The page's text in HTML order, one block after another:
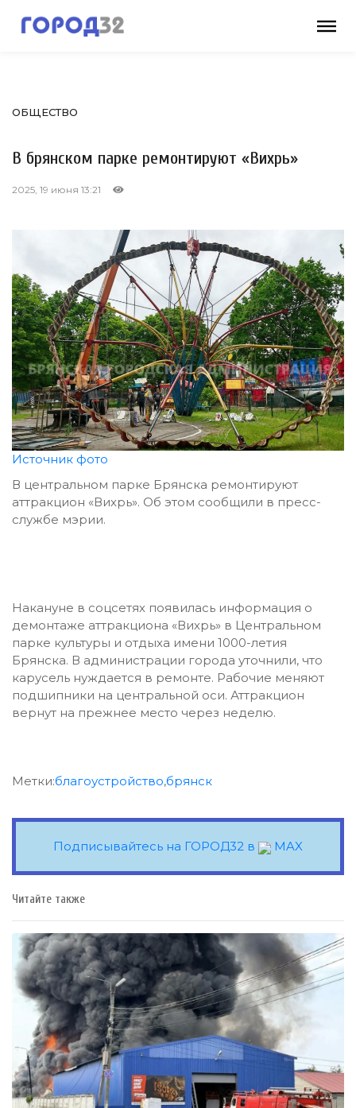
ОБЩЕСТВО
В брянском парке ремонтируют «Вихрь»
2025, 19 июня 13:21
Источник фото
В центральном парке Брянска ремонтируют
аттракцион «Вихрь». Об этом сообщили в пресс-
службе мэрии.
Накануне в соцсетях появилась информация о
демонтаже аттракциона «Вихрь» в Центральном
парке культуры и отдыха имени 1000-летия
Брянска. В администрации города уточнили, что
карусель нуждается в ремонте. Рабочие меняют
подшипники на центральной оси. Аттракцион
вернут на прежнее место через неделю.
Метки:благоустройство,брянск
Подписывайтесь на ГОРОД32 в MAX
Читайте также